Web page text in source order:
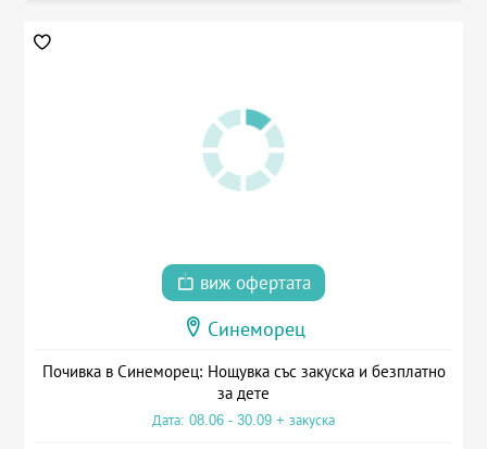
виж офертата
Синеморец
Почивка в Синеморец: Нощувка със закуска и безплатно
за дете
Дата: 08.06 - 30.09 + закуска